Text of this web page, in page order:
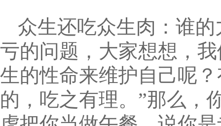
众生还吃众生肉：谁
亏的问题，大家想想，
生的性命来维护自己呢
的，吃之有理。”那么，